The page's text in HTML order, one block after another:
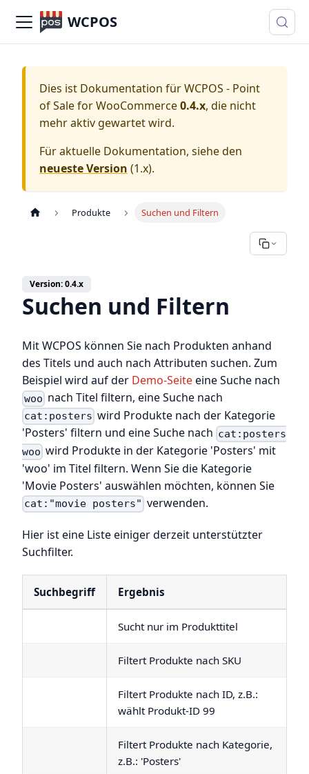
WCPOS
Dies ist Dokumentation fürWCPOS - Point
of Sale for WooCommerce0.4.x, die nicht
mehr aktiv gewartet wird.
Für aktuelle Dokumentation, siehe den
neueste Version (1.x).
Produkte Suchen und Filtern
Version: 0.4.x
Suchen und Filtern
Mit WCPOS können Sie nach Produkten anhand
des Titels und auch nach Attributen suchen. Zum
Beispiel wird auf der Demo-Seiteeine Suche nach
woo nach Titel filtern, eine Suche nach
cat:posters wird Produkte nach der Kategorie
'Posters' filtern und eine Suche nach cat:posters
woo wird Produkte in der Kategorie 'Posters' mit
'woo' im Titel filtern. Wenn Sie die Kategorie
'Movie Posters' auswählen möchten, können Sie
cat:"movie posters" verwenden.
Hier ist eine Liste einiger derzeit unterstützter
Suchfilter.
Suchbegriff Ergebnis
Sucht nur im Produkttitel
Filtert Produkte nach SKU
Filtert Produkte nach ID, z.B.:
wählt Produkt-ID 99
Filtert Produkte nach Kategorie,
z.B.: 'Posters'